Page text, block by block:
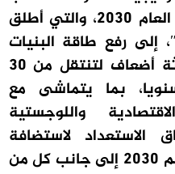
الوطني للمطارات في أفق العام 2030، والتي أطلق
عليها اسم “مطارات 2030″، إلى رفع طاقة البنيات
التحتية للمطارات بنحو ثلاثة أضعاف لتنتقل من 30
سنويا، بما يتماشى مع
واللوجستية
لاستضافة
المملكة لنهائيات كأس العالم 2030 إلى جانب كل من